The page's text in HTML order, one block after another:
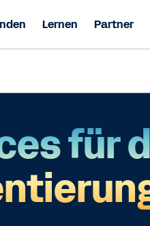
Lernen Partner
für